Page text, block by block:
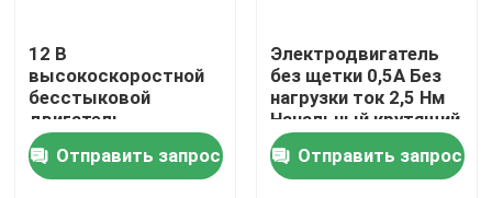
12 В
высокоскоростной
бесстыковой
двигатель
номинальная
скорость 3000
оборотов в минуту
Отправить запрос
Электродвигатель
без щетки 0,5A Без
нагрузки ток 2,5 Нм
Начальный крутящий
момент 3000
оборотов в минуту
Номинальная
Отправить запрос